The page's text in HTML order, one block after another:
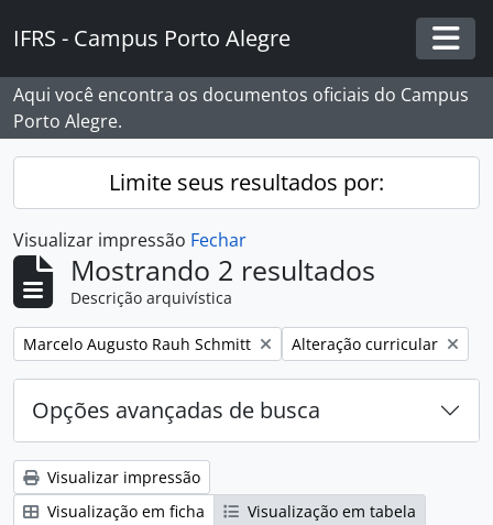
IFRS - Campus Porto Alegre
Aqui você encontra os documentos oficiais do Campus
Porto Alegre.
Limite seus resultados por:
Visualizar impressão Fechar
Mostrando 2 resultados
Descrição arquivística
Remover filtro:
Marcelo Augusto Rauh Schmitt Remover filtro:
Alteração curricular
Opções avançadas de busca
Visualizar impressão
Visualização em ficha
Visualização em tabela